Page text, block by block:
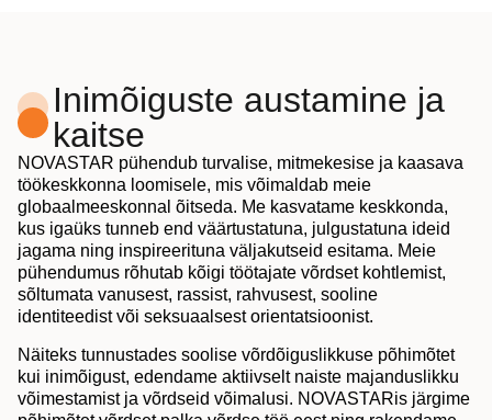
Inimõiguste austamine ja
kaitse
NOVASTAR pühendub turvalise, mitmekesise ja kaasava
töökeskkonna loomisele, mis võimaldab meie
globaalmeeskonnal õitseda. Me kasvatame keskkonda,
kus igaüks tunneb end väärtustatuna, julgustatuna ideid
jagama ning inspireerituna väljakutseid esitama. Meie
pühendumus rõhutab kõigi töötajate võrdset kohtlemist,
sõltumata vanusest, rassist, rahvusest, sooline
identiteedist või seksuaalsest orientatsioonist.
Näiteks tunnustades soolise võrdõiguslikkuse põhimõtet
kui inimõigust, edendame aktiivselt naiste majanduslikku
võimestamist ja võrdseid võimalusi. NOVASTARis järgime